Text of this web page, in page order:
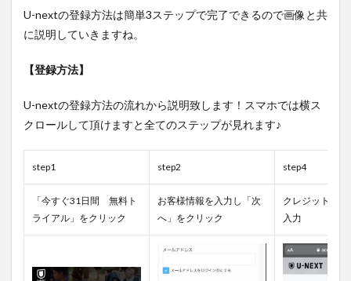
U-nextの登録方法は簡単3ステップで完了できるので画像と共
に説明していきますね。
【登録方法】
U-nextの登録方法の流れから説明致します！スマホでは横ス
クロールして頂けますと全てのステップが見れます♪
step1 step2 step4
「今すぐ31日間 無料ト
ライアル」をクリック
お客様情報を入力し「次
へ」をクリック
クレジットカ
入力